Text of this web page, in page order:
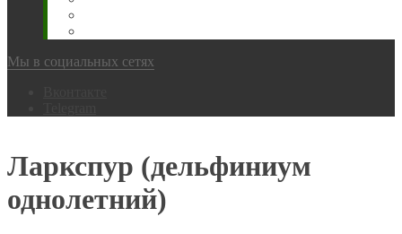
Мы в социальных сетях
Ларкспур (дельфиниум
однолетний)